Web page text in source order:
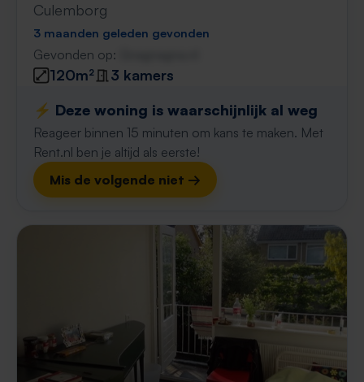
Culemborg
3 maanden geleden gevonden
Gevonden op:
120m²
3 kamers
⚡️ Deze woning is waarschijnlijk al weg
Reageer binnen 15 minuten om kans te maken. Met
Rent.nl ben je altijd als eerste!
Mis de volgende niet →